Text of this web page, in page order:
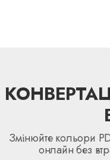
Змінюйте кольори
онлайн без